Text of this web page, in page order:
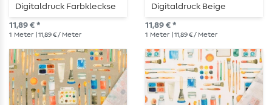
Digitaldruck Farbkleckse
Anthrazit
11,89 € *
1 Meter | 11,89 € / Meter
Digitaldruck Beige
11,89 € *
1 Meter | 11,89 € / Meter